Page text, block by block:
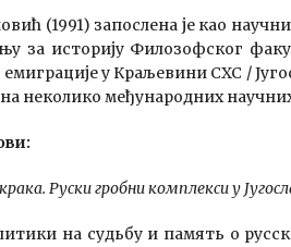
(1991) запослена је као
за историју Филозофског
емиграције у Краљевини СХС /
на неколико међународних
Руски гробни комплекси у
на судьбу и память о